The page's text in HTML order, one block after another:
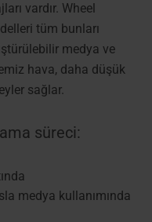
vardır. Wheel
tüm bunları
medya ve
hava, daha düşük
sağlar.
süreci:
medya kullanımında